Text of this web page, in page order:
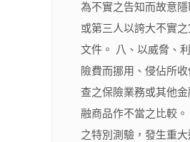
為不實之告知而故意
或第三人以誇大不實
文件。 八、以威脅、
險費而挪用、侵佔所
查之保險業務或其他
融商品作不當之比較
之特別測驗，發生重